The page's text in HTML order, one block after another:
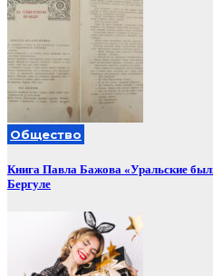
Общество
Книга Павла Бажова «Уральские
Бергуле